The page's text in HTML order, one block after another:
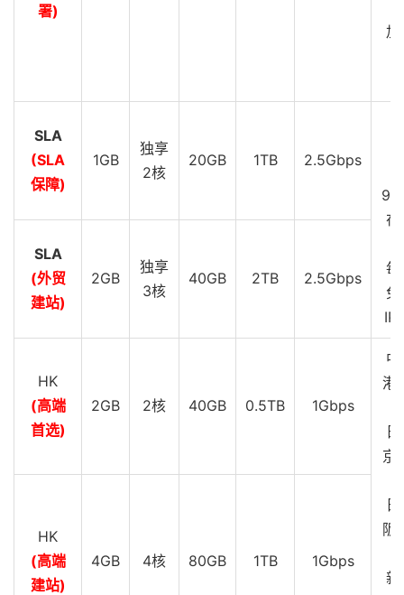
加
署)
SLA
(SLA
保障)
1GB
独享
2核
20GB 1TB 2.5Gbps
在
每
免
IP
SLA
(外贸
建站)
2GB
独享
3核
40GB 2TB 2.5Gbps
HK
(高端
首选)
2GB 2核 40GB 0.5TB 1Gbps
中
港
京
阪
新
HK
(高端
建站)
4GB 4核 80GB 1TB 1Gbps